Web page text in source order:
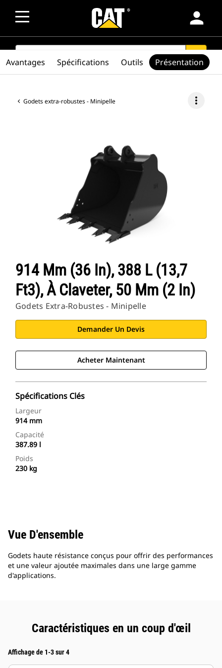
person
SEARCH search
Godets extra-robustes - Minipelle more_vert
914 Mm (36 In), 388 L (13,7
Ft3), À Claveter, 50 Mm (2 In)
Godets Extra-Robustes - Minipelle
Demander Un Devis
Acheter Maintenant
Spécifications Clés
Largeur
914 mm
Capacité
387.89 l
Poids
230 kg
Avantages Spécifications Outils Présentation
Vue D'ensemble
Godets haute résistance conçus pour offrir des performances
et une valeur ajoutée maximales dans une large gamme
d'applications.
Caractéristiques en un coup d'œil
Affichage de 1-3 sur 4